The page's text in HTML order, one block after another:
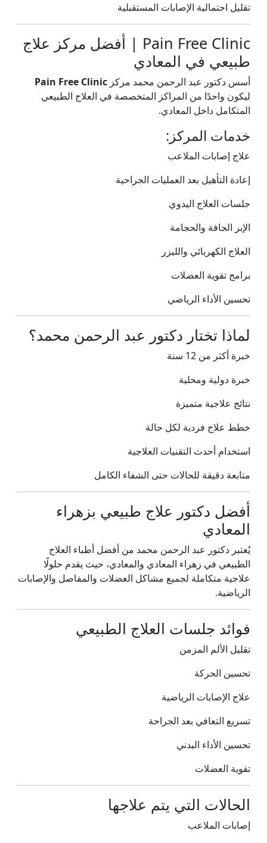
تقليل احتمالية الإصابات المستقبلية
Pain Free Clinic | أفضل مركز علاج
طبيعي في المعادي
أسس دكتور عبد الرحمن محمد مركز Pain Free Clinic
ليكون واحدًا من المراكز المتخصصة في العلاج الطبيعي
المتكامل داخل المعادي.
خدمات المركز:
علاج إصابات الملاعب
إعادة التأهيل بعد العمليات الجراحية
جلسات العلاج اليدوي
الإبر الجافة والحجامة
العلاج الكهربائي والليزر
برامج تقوية العضلات
تحسين الأداء الرياضي
لماذا تختار دكتور عبد الرحمن محمد؟
خبرة أكثر من 12 سنة
خبرة دولية ومحلية
نتائج علاجية متميزة
خطط علاج فردية لكل حالة
استخدام أحدث التقنيات العلاجية
متابعة دقيقة للحالات حتى الشفاء الكامل
أفضل دكتور علاج طبيعي بزهراء
المعادي
يُعتبر دكتور عبد الرحمن محمد من أفضل أطباء العلاج
الطبيعي في زهراء المعادي والمعادي، حيث يقدم حلولًا
علاجية متكاملة لجميع مشاكل العضلات والمفاصل والإصابات
الرياضية.
فوائد جلسات العلاج الطبيعي
تقليل الألم المزمن
تحسين الحركة
علاج الإصابات الرياضية
تسريع التعافي بعد الجراحة
تحسين الأداء البدني
تقوية العضلات
الحالات التي يتم علاجها
إصابات الملاعب